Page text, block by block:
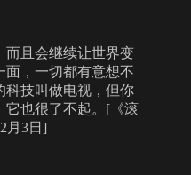
而且会继续让世界变
面，一切都有意想不
科技叫做电视，但你
它也很了不起。[《滚
月3日]